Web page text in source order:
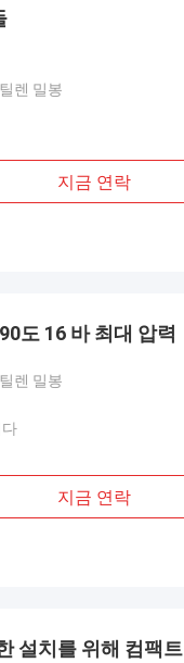
렌 밀봉
지금 연락
도 16 바 최대 압력
렌 밀봉
지금 연락
설치를 위해 컴팩트